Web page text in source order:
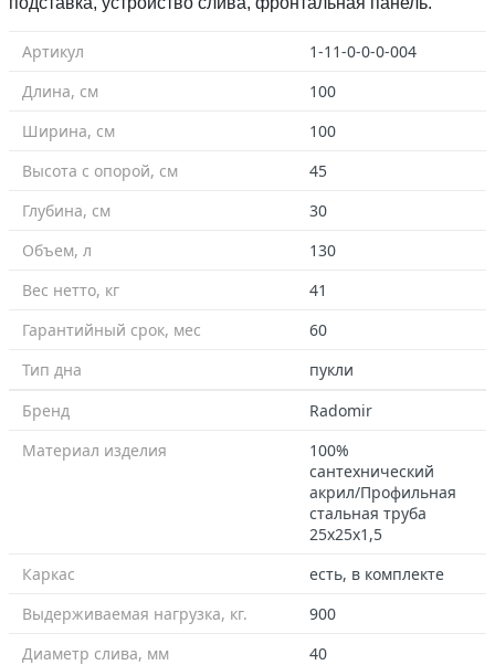
Артикул
1-11-0-0-0-004
Длина, см
100
Ширина, см
100
Высота с опорой, см
45
Глубина, см
30
Объем, л
130
Вес нетто, кг
41
Гарантийный срок, мес
60
Тип дна
пукли
Бренд
Radomir
Материал изделия
100%
сантехнический
акрил/Профильная
стальная труба
25х25х1,5
Каркас
есть, в комплекте
Выдерживаемая нагрузка, кг.
900
Диаметр слива, мм
40